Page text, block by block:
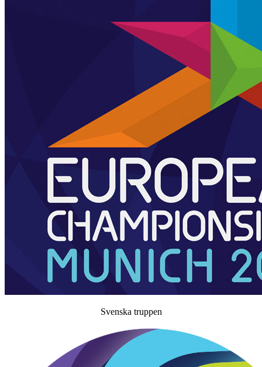
Svenska truppen